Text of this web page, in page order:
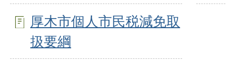
厚木市個人市民税減免取
扱要綱